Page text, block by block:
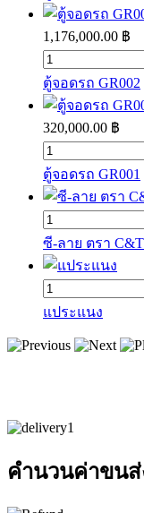
1,176,000.00 ฿
ตู้จอดรถ GR002
320,000.00 ฿
ตู้จอดรถ GR001
ซี-ลาย ตรา C&T
แประแนง
คำนวนค่าขนส่